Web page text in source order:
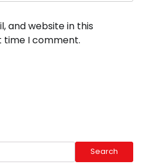
and website in this
I comment.
Search